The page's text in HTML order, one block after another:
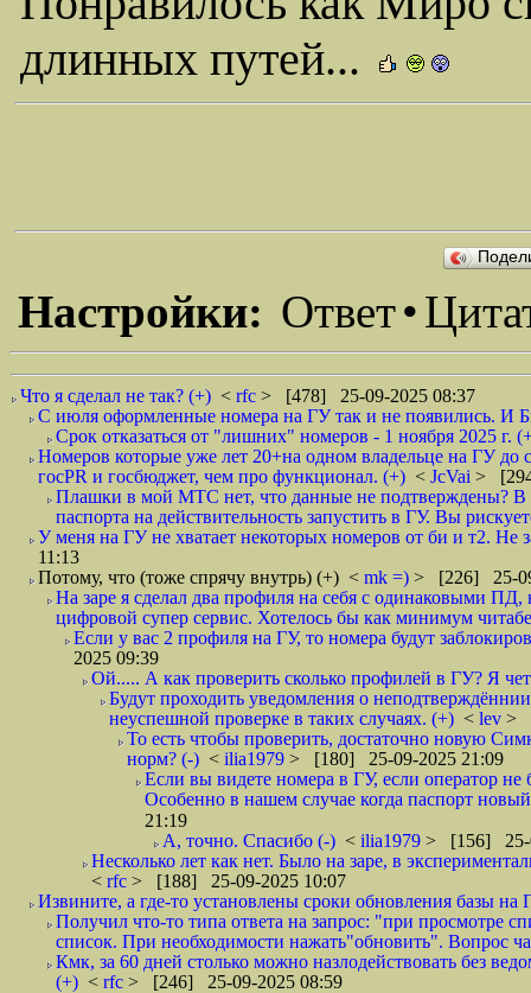
длинных путей...
Настройки: Ответ•
Что я сделал не так? (+) < rfc > [478] 25-09-2025 08:37
С июля оформленные номера на ГУ так и не появились. И
Срок отказаться от "лишних" номеров - 1 ноября 2025 г.
Номеров которые уже лет 20+на одном владельце на ГУ до
госPR и госбюджет, чем про функционал. (+) < JcVai >
Плашки в мой МТС нет, что данные не подтверждены?
паспорта на действительность запустить в ГУ. Вы
У меня на ГУ не хватает некоторых номеров от би и т2. Не
11:13
Потому, что (тоже спрячу внутрь) (+) < mk =) > [226] 25-
На заре я сделал два профиля на себя с одинаковыми
цифровой супер сервис. Хотелось бы как минимум
Если у вас 2 профиля на ГУ, то номера будут
2025 09:39
Ой..... А как проверить сколько профилей в ГУ? Я чет
Будут проходить уведомления о
неуспешной проверке в таких случаях. (+) < lev >
То есть чтобы проверить, достаточно новую
норм? (-) < ilia1979 > [180] 25-09-2025 21:09
Если вы видете номера в ГУ, если оператор
Особенно в нашем случае когда паспорт
21:19
А, точно. Спасибо (-) < ilia1979 > [156] 25-
Несколько лет как нет. Было на заре, в
< rfc > [188] 25-09-2025 10:07
Извините, а где-то установлены сроки обновления базы на
Получил что-то типа ответа на запрос: "при просмотре
список. При необходимости нажать"обновить". Вопрос
Кмк, за 60 дней столько можно назлодействовать без
(+) < rfc > [246] 25-09-2025 08:59